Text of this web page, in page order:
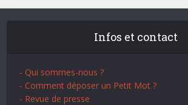
Infos et contact
- Qui sommes-nous ?
- Comment déposer un Petit Mot ?
- Revue de presse